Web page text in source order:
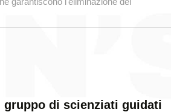
di scienziati guidati